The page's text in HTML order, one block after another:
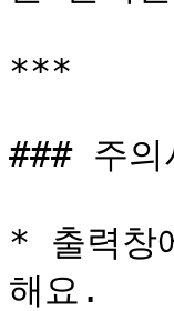
***
### 주의
* 출력창
해요.